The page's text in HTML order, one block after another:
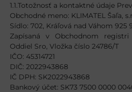
1.1.Totožnosť a kontaktné údaje
Obchodné meno: KLIMATEL Šaľa,
Sídlo: 702, Kráľová nad Váhom 925
Zapísaná v Obchodnom registri
Oddiel Sro, Vložka číslo 24786/T
IČO: 45314721
DIČ: 2022943868
IČ DPH: SK2022943868
Bankový účet: SK73 7500 0000